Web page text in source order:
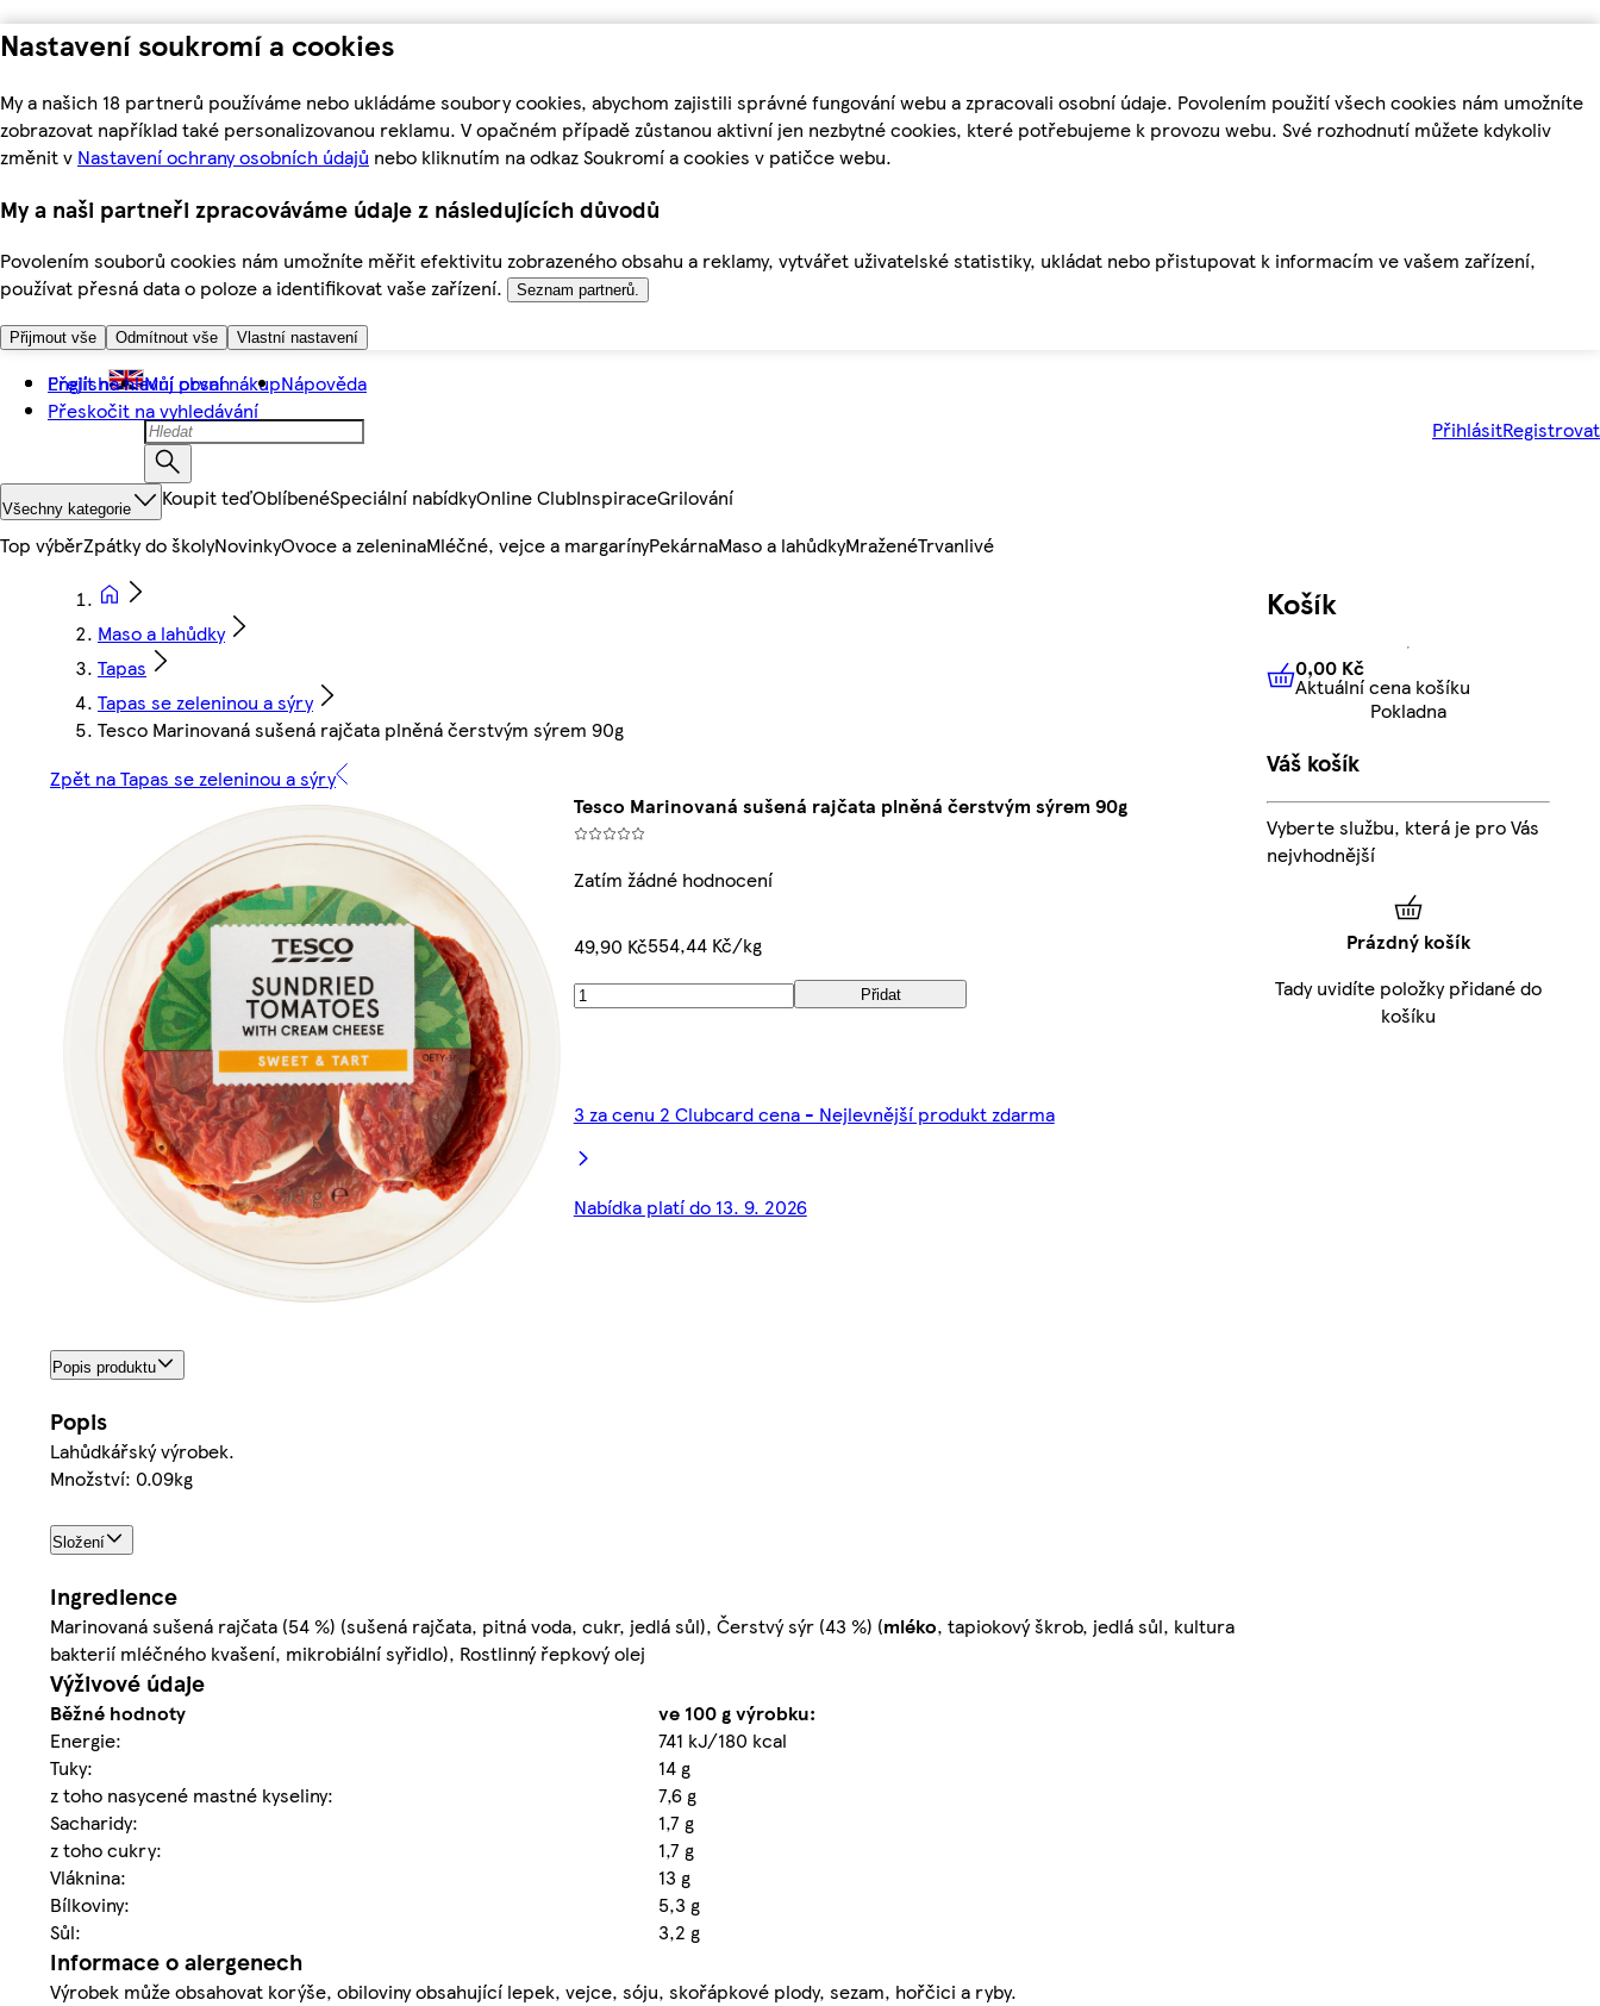
Nastavení soukromí a cookies
My a našich 18 partnerů používáme nebo ukládáme soubory cookies, abychom zajistili správné fungování webu a zpracovali osobní údaje. Povolením použití všech cookies nám umožníte
zobrazovat například také personalizovanou reklamu. V opačném případě zůstanou aktivní jen nezbytné cookies, které potřebujeme k provozu webu. Své rozhodnutí můžete kdykoliv
změnit v Nastavení ochrany osobních údajů nebo kliknutím na odkaz Soukromí a cookies v patičce webu.
My a naši partneři zpracováváme údaje z následujících důvodů
Povolením souborů cookies nám umožníte měřit efektivitu zobrazeného obsahu a reklamy, vytvářet uživatelské statistiky, ukládat nebo přistupovat k informacím ve vašem zařízení,
používat přesná data o poloze a identifikovat vaše zařízení.
Seznam partnerů.
Přijmout vše Odmítnout vše Vlastní nastavení
Přejít na hlavní obsah
Přeskočit na vyhledávání
English Můj první nákupNápověda
PřihlásitRegistrovat
Všechny kategorie Koupit teďOblíbenéSpeciální nabídkyOnline ClubInspiraceGrilování
Top výběrZpátky do školyNovinkyOvoce a zeleninaMléčné, vejce a margarínyPekárnaMaso a lahůdkyMraženéTrvanlivé
Maso a lahůdky
Tapas
Tapas se zeleninou a sýry
Tesco Marinovaná sušená rajčata plněná čerstvým sýrem 90g
Zpět na Tapas se zeleninou a sýry
Tesco Marinovaná sušená rajčata plněná čerstvým sýrem 90g
Zatím žádné hodnocení
49,90 Kč554,44 Kč/kg
Přidat
3 za cenu 2 Clubcard cena - Nejlevnější produkt zdarma
Nabídka platí do 13. 9. 2026
Popis produktu
Popis
Lahůdkářský výrobek.
Množství: 0.09kg
Složení
Ingredience
Marinovaná sušená rajčata (54 %) (sušená rajčata, pitná voda, cukr, jedlá sůl), Čerstvý sýr (43 %) (mléko, tapiokový škrob, jedlá sůl, kultura
bakterií mléčného kvašení, mikrobiální syřidlo), Rostlinný řepkový olej
Výživové údaje
Běžné hodnoty
ve 100 g výrobku:
Energie:
741 kJ/180 kcal
Tuky:
14 g
z toho nasycené mastné kyseliny:
7,6 g
Sacharidy:
1,7 g
z toho cukry:
1,7 g
Vláknina:
13 g
Bílkoviny:
5,3 g
Sůl:
3,2 g
Informace o alergenech
Výrobek může obsahovat korýše, obiloviny obsahující lepek, vejce, sóju, skořápkové plody, sezam, hořčici a ryby.
Košík
0,00 KčAktuální cena košíku
0,00 Kč
Aktuální cena košíku
Pokladna
Váš košík
Vyberte službu, která je pro Vás
nejvhodnější
Prázdný košík
Tady uvidíte položky přidané do
košíku